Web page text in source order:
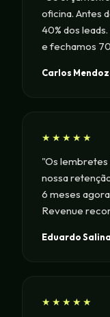
oficina. Antes
40% dos
e fechamos
Carlos
★★★★★
"Os
nossa
6 meses
Revenue
Eduardo
★★★★★